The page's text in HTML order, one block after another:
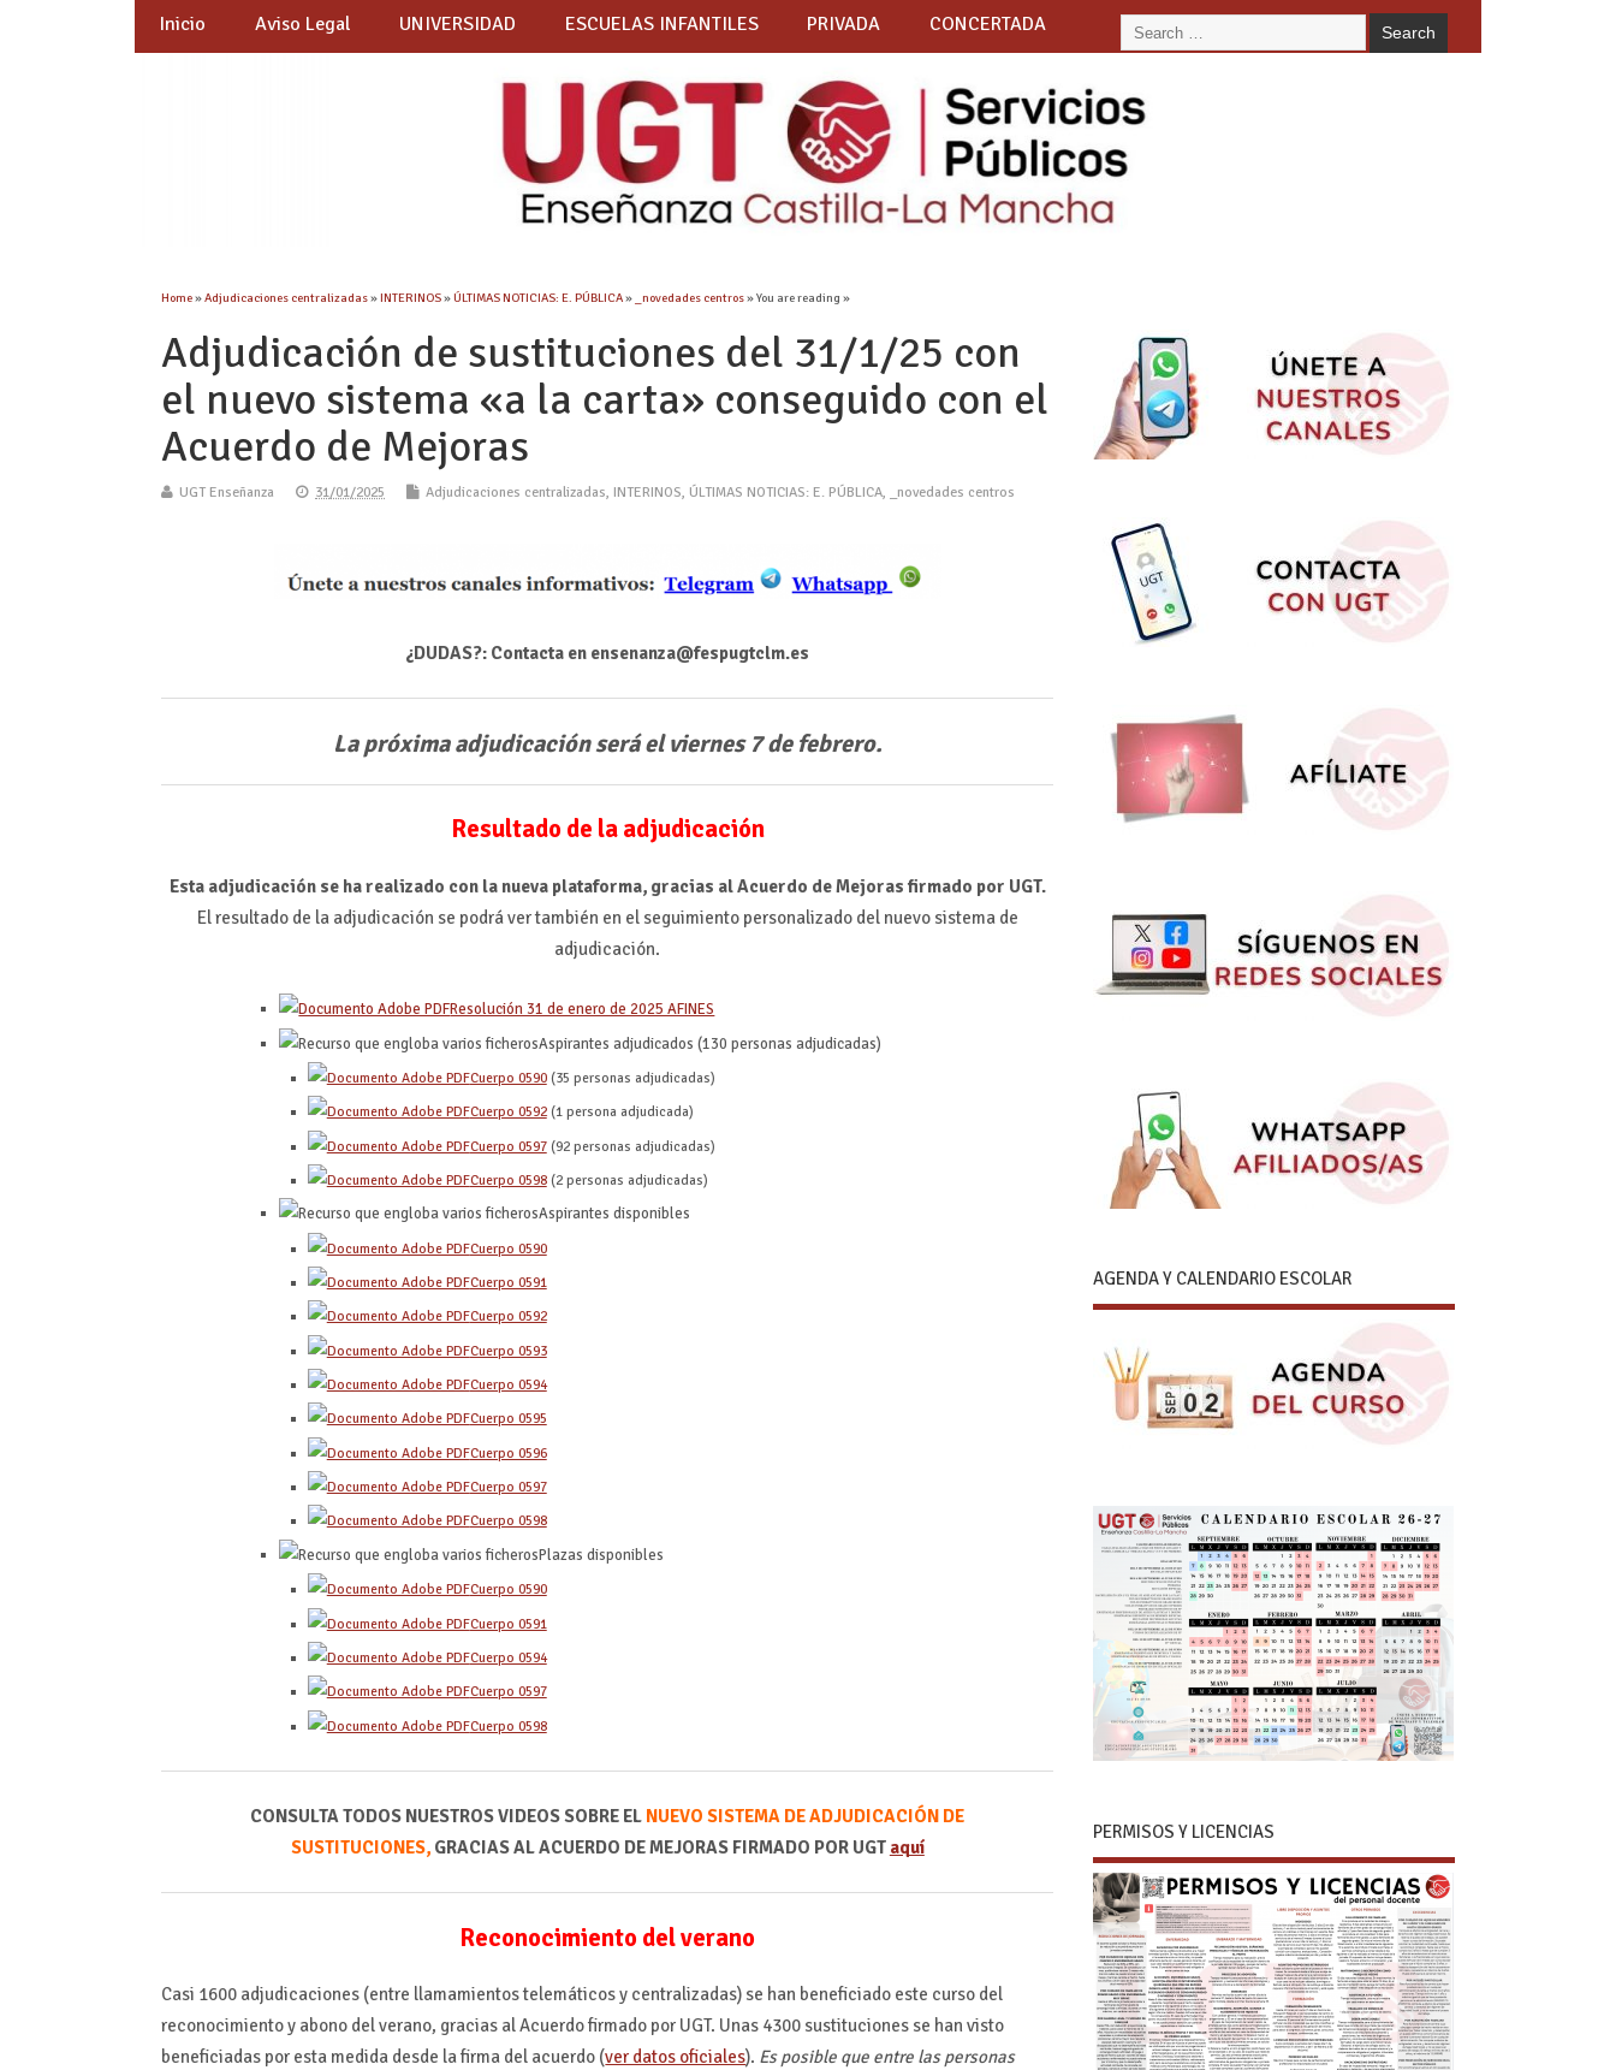
Inicio Aviso Legal UNIVERSIDAD ESCUELAS INFANTILES PRIVADA CONCERTADA
Home»Adjudicaciones centralizadas»INTERINOS»ÚLTIMAS NOTICIAS: E. PÚBLICA» _novedades centros» You are reading »
Adjudicación de sustituciones del 31/1/25 con
el nuevo sistema «a la carta» conseguido con el
Acuerdo de Mejoras
UGT Enseñanza 31/01/2025 Adjudicaciones centralizadas, INTERINOS, ÚLTIMAS NOTICIAS: E. PÚBLICA, _novedades centros
¿DUDAS?: Contacta en ensenanza@fespugtclm.es
La próximaadjudicación será el viernes 7 de febrero.
Resultado de la adjudicación
Esta adjudicación se ha realizado con la nueva plataforma, gracias al Acuerdo de Mejoras firmado por UGT.
El resultado de la adjudicación se podrá ver también en el seguimiento personalizado del nuevo sistema de
adjudicación.
Resolución 31 de enero de 2025 AFINES
Aspirantes adjudicados (130 personas adjudicadas)
Cuerpo 0590(35 personas adjudicadas)
Cuerpo 0592(1 persona adjudicada)
Cuerpo 0597(92 personas adjudicadas)
Cuerpo 0598(2 personas adjudicadas)
Aspirantes disponibles
Cuerpo 0590
Cuerpo 0591
Cuerpo 0592
Cuerpo 0593
Cuerpo 0594
Cuerpo 0595
Cuerpo 0596
Cuerpo 0597
Cuerpo 0598
Plazas disponibles
Cuerpo 0590
Cuerpo 0591
Cuerpo 0594
Cuerpo 0597
Cuerpo 0598
CONSULTA TODOS NUESTROS VIDEOS SOBRE EL NUEVO SISTEMA DE ADJUDICACIÓN DE
SUSTITUCIONES,GRACIAS AL ACUERDO DE MEJORAS FIRMADO POR UGT aquí
Reconocimiento del verano
Casi 1600 adjudicaciones (entre llamamientos telemáticos y centralizadas) se han beneficiado este curso del
reconocimiento y abono del verano, gracias al Acuerdo firmado por UGT. Unas 4300 sustituciones se han visto
beneficiadas por esta medida desde la firma del acuerdo (ver datos oficiales). Es posible que entre las personas
AGENDA Y CALENDARIO ESCOLAR
PERMISOS Y LICENCIAS